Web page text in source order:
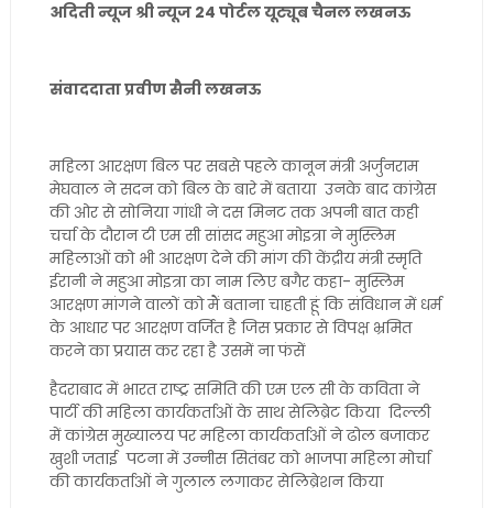
अदिती न्यूज श्री न्यूज 24 पोर्टल यूट्यूब चैनल लखनऊ
संवाददाता प्रवीण सैनी लखनऊ
महिला आरक्षण बिल पर सबसे पहले कानून मंत्री अर्जुनराम
मेघवाल ने सदन को बिल के बारे में बताया उनके बाद कांग्रेस
की ओर से सोनिया गांधी ने दस मिनट तक अपनी बात कही
चर्चा के दौरान टी एम सी सांसद महुआ मोइत्रा ने मुस्लिम
महिलाओं को भी आरक्षण देने की मांग की केंद्रीय मंत्री स्मृति
ईरानी ने महुआ मोइत्रा का नाम लिए बगैर कहा- मुस्लिम
आरक्षण मांगने वालों को मैं बताना चाहती हूं कि संविधान में धर्म
के आधार पर आरक्षण वर्जित है जिस प्रकार से विपक्ष भ्रमित
करने का प्रयास कर रहा है उसमें ना फंसें
हैदराबाद में भारत राष्ट्र समिति की एम एल सी के कविता ने
पार्टी की महिला कार्यकर्ताओं के साथ सेलिब्रेट किया दिल्ली
में कांग्रेस मुख्यालय पर महिला कार्यकर्ताओं ने ढोल बजाकर
खुशी जताई पटना में उन्नीस सितंबर को भाजपा महिला मोर्चा
की कार्यकर्ताओं ने गुलाल लगाकर सेलिब्रेशन किया